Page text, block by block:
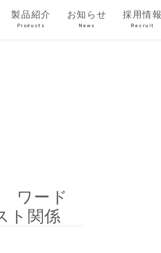
製品紹介
Products
お知らせ
News
採用情報
Recruit
ワード
ト関係